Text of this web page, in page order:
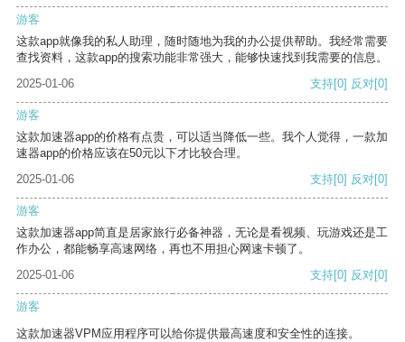
游客
这款app就像我的私人助理，随时随地为我的办公提供帮助。我经常需要
查找资料，这款app的搜索功能非常强大，能够快速找到我需要的信息。
2025-01-06
支持[0] 反对[0]
游客
这款加速器app的价格有点贵，可以适当降低一些。我个人觉得，一款加
速器app的价格应该在50元以下才比较合理。
2025-01-06
支持[0] 反对[0]
游客
这款加速器app简直是居家旅行必备神器，无论是看视频、玩游戏还是工
作办公，都能畅享高速网络，再也不用担心网速卡顿了。
2025-01-06
支持[0] 反对[0]
游客
这款加速器VPM应用程序可以给你提供最高速度和安全性的连接。